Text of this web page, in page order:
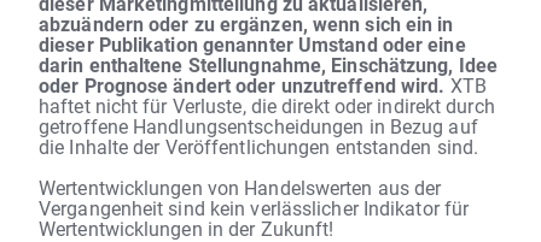
abzuändern oder zu ergänzen, wenn sich ein in
dieser Publikation genannter Umstand oder eine
darin enthaltene Stellungnahme, Einschätzung, Idee
oder Prognose ändert oder unzutreffend wird. XTB
haftet nicht für Verluste, die direkt oder indirekt durch
getroffene Handlungsentscheidungen in Bezug auf
die Inhalte der Veröffentlichungen entstanden sind.
Wertentwicklungen von Handelswerten aus der
Vergangenheit sind kein verlässlicher Indikator für
Wertentwicklungen in der Zukunft!